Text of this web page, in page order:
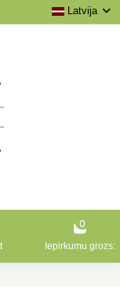
Latvija
0
Iepirkumu grozs: